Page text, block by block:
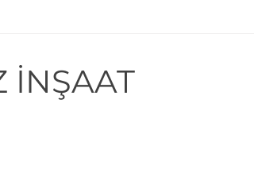
İNŞAAT